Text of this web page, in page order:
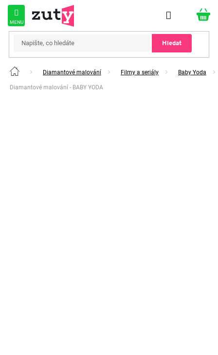
Přejít
obsah
Hledat
Domů Diamantové malování Filmy a seriály Baby Yoda
Diamantové malování - BABY YODA